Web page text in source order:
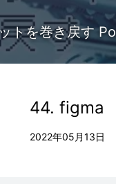
トを巻き戻す
44. figma
2022年05月13日